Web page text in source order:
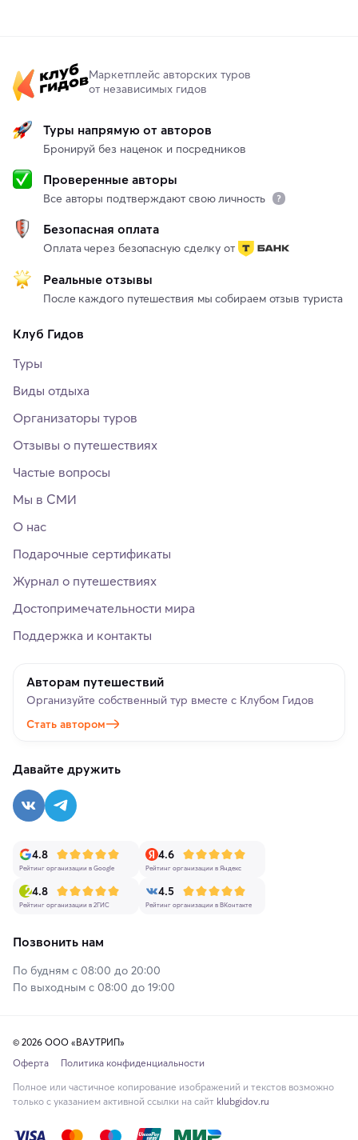
Маркетплейс авторских туров
от независимых гидов
Туры напрямую от авторов
Бронируй без наценок и посредников
Проверенные авторы
Все авторы подтверждают свою личность
Безопасная оплата
Оплата через безопасную сделку от
Реальные отзывы
После каждого путешествия мы собираем отзыв туриста
Клуб Гидов
Туры
Виды отдыха
Организаторы туров
Отзывы о путешествиях
Частые вопросы
Мы в СМИ
О нас
Подарочные сертификаты
Журнал о путешествиях
Достопримечательности мира
Поддержка и контакты
Авторам путешествий
Организуйте собственный тур вместе с Клубом Гидов
Стать автором
Давайте дружить
4.8
Рейтинг организации в Google
4.6
Рейтинг организации в Яндекс
4.8
Рейтинг организации в 2ГИС
4.5
Рейтинг организации в ВКонтакте
Позвонить нам
По будням с 08:00 до 20:00
По выходным с 08:00 до 19:00
© 2026 ООО «ВАУТРИП»
Оферта
Политика конфиденциальности
Полное или частичное копирование изображений и текстов возможно
только с указанием активной ссылки на сайт klubgidov.ru